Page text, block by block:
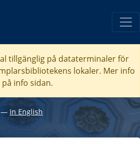
tillgänglig på dataterminaler för
lokaler. Mer info
på info sidan.
― In English